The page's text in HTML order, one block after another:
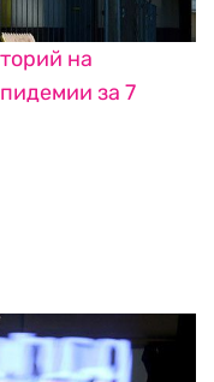
на
за 7